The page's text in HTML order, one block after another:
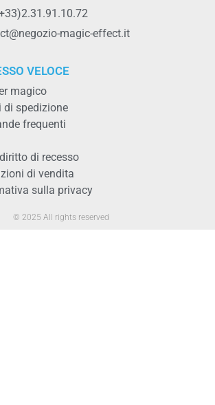
magic-effect.it
VELOCE
magico
di spedizione
frequenti
di recesso
di vendita
sulla privacy